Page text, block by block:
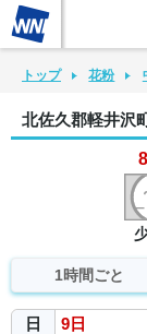
花粉カレンダー
トップ 花粉
北佐久郡軽井沢
1時間ごと
日
9 日